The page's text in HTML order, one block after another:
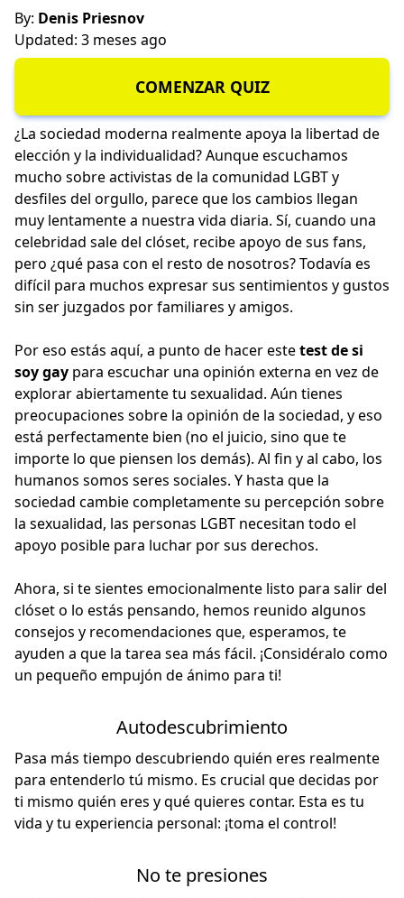
By: Denis Priesnov
Updated: 3 meses ago
COMENZAR QUIZ
¿La sociedad moderna realmente apoya la libertad de
elección y la individualidad? Aunque escuchamos
mucho sobre activistas de la comunidad LGBT y
desfiles del orgullo, parece que los cambios llegan
muy lentamente a nuestra vida diaria. Sí, cuando una
celebridad sale del clóset, recibe apoyo de sus fans,
pero ¿qué pasa con el resto de nosotros? Todavía es
difícil para muchos expresar sus sentimientos y gustos
sin ser juzgados por familiares y amigos.
Por eso estás aquí, a punto de hacer estetest de si
soy gay para escuchar una opinión externa en vez de
explorar abiertamente tu sexualidad. Aún tienes
preocupaciones sobre la opinión de la sociedad, y eso
está perfectamente bien (no el juicio, sino que te
importe lo que piensen los demás). Al fin y al cabo, los
humanos somos seres sociales. Y hasta que la
sociedad cambie completamente su percepción sobre
la sexualidad, las personas LGBT necesitan todo el
apoyo posible para luchar por sus derechos.
Ahora, si te sientes emocionalmente listo para salir del
clóset o lo estás pensando, hemos reunido algunos
consejos y recomendaciones que, esperamos, te
ayuden a que la tarea sea más fácil. ¡Considéralo como
un pequeño empujón de ánimo para ti!
Autodescubrimiento
Pasa más tiempo descubriendo quién eres realmente
para entenderlo tú mismo. Es crucial que decidas por
ti mismo quién eres y qué quieres contar. Esta es tu
vida y tu experiencia personal: ¡toma el control!
No te presiones